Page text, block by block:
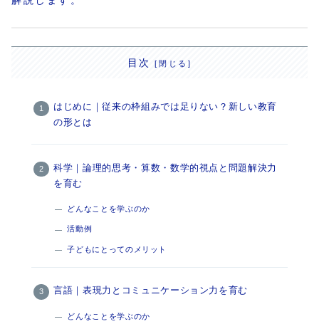
目次
はじめに｜従来の枠組みでは足りない？新しい教育
の形とは
科学｜論理的思考・算数・数学的視点と問題解決力
を育む
どんなことを学ぶのか
活動例
子どもにとってのメリット
言語｜表現力とコミュニケーション力を育む
どんなことを学ぶのか